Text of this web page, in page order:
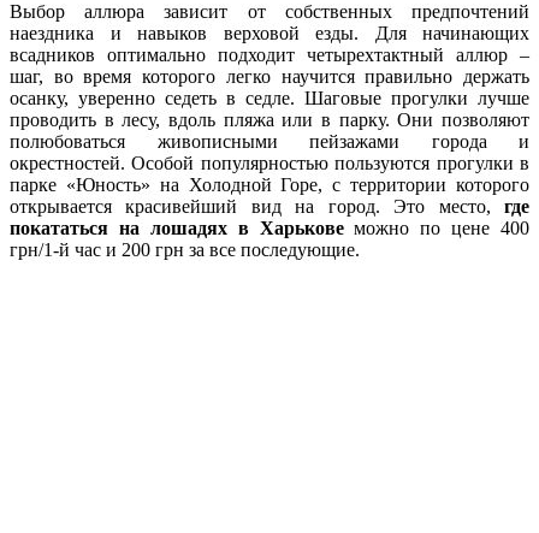
Выбор аллюра зависит от собственных предпочтений
наездника и навыков верховой езды. Для начинающих
всадников оптимально подходит четырехтактный аллюр –
шаг, во время которого легко научится правильно держать
осанку, уверенно седеть в седле. Шаговые прогулки лучше
проводить в лесу, вдоль пляжа или в парку. Они позволяют
полюбоваться живописными пейзажами города и
окрестностей. Особой популярностью пользуются прогулки в
парке «Юность» на Холодной Горе, с территории которого
открывается красивейший вид на город. Это место, где
покататься на лошадях в Харьковеможно по цене 400
грн/1-й час и 200 грн за все последующие.